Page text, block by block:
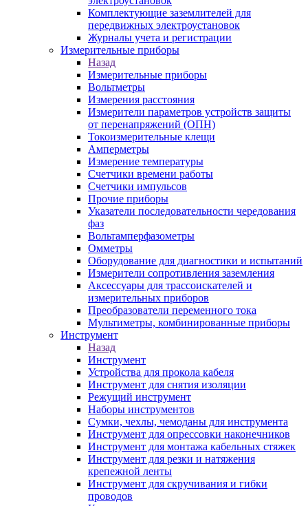
Комплектующие заземлителей для
передвижных электроустановок
Журналы учета и регистрации
Измерительные приборы
Назад
Измерительные приборы
Вольтметры
Измерения расстояния
Измерители параметров устройств защиты
от перенапряжений (ОПН)
Токоизмерительные клещи
Амперметры
Измерение температуры
Счетчики времени работы
Счетчики импульсов
Прочие приборы
Указатели последовательности чередования
фаз
Вольтамперфазометры
Омметры
Оборудование для диагностики и испытаний
Измерители сопротивления заземления
Аксессуары для трассоискателей и
измерительных приборов
Преобразователи переменного тока
Мультиметры, комбинированные приборы
Инструмент
Назад
Инструмент
Устройства для прокола кабеля
Инструмент для снятия изоляции
Режущий инструмент
Наборы инструментов
Сумки, чехлы, чемоданы для инструмента
Инструмент для опрессовки наконечников
Инструмент для монтажа кабельных стяжек
Инструмент для резки и натяжения
крепежной ленты
Инструмент для скручивания и гибки
проводов